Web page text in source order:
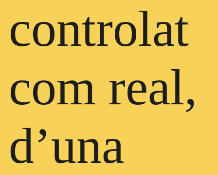
controlat
com real,
d’una